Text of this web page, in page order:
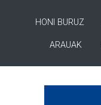
HONI BURUZ
ARAUAK